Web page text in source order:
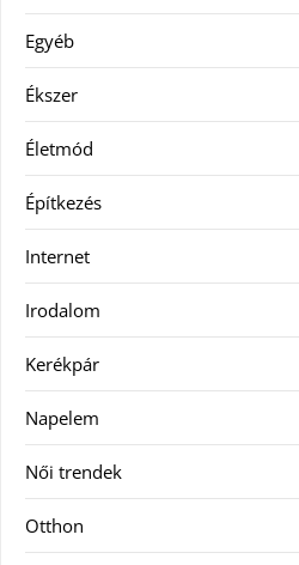
Egyéb
Ékszer
Életmód
Építkezés
Internet
Irodalom
Kerékpár
Napelem
Női trendek
Otthon